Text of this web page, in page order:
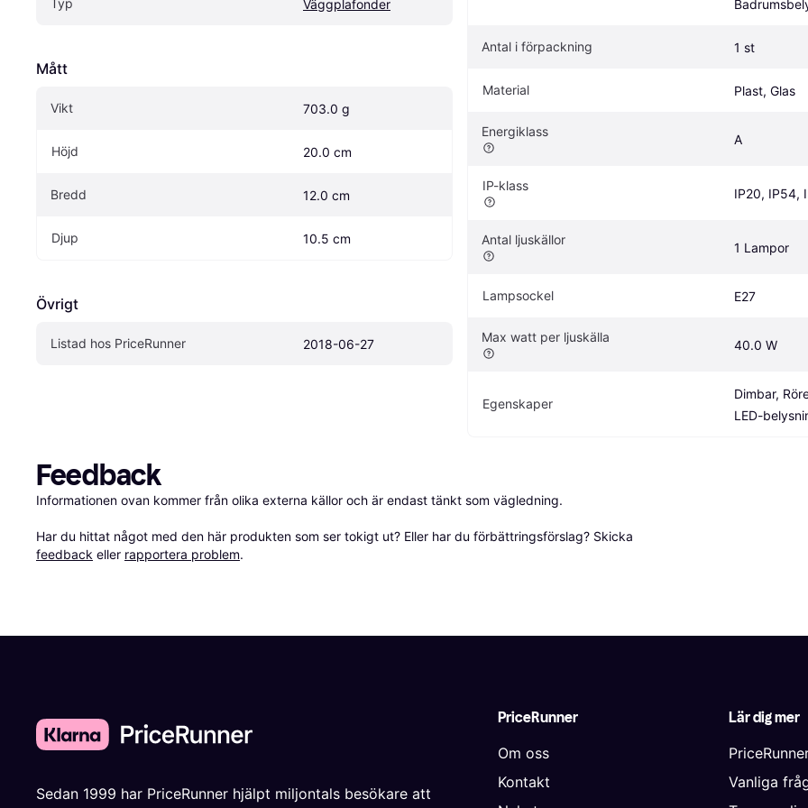
Väggplafonder
Mått
Vikt 703.0 g
Höjd 20.0 cm
Bredd 12.0 cm
Djup 10.5 cm
Övrigt
Listad hos PriceRunner 2018-06-27
Antal i förpackning 1 st
Material Plast, Glas
Energiklass
A
IP-klass
IP20, IP54,
Antal ljuskällor
1 Lampor
Lampsockel E27
Max watt per ljuskälla
40.0 W
Egenskaper
Dimbar,
LED-
Feedback
Informationen ovan kommer från olika externa källor och är endast tänkt som vägledning.
Har du hittat något med den här produkten som ser tokigt ut? Eller har du förbättringsförslag? Skicka
feedback eller rapportera problem.
PriceRunner
Om oss
Kontakt
Lär dig mer
Vanliga
Sedan 1999 har PriceRunner hjälpt miljontals besökare att